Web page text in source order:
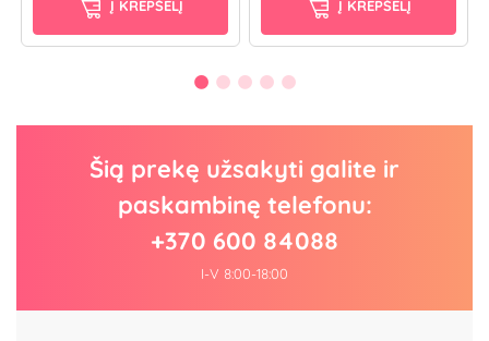
Į KREPŠELĮ Į KREPŠELĮ
Šią prekę užsakyti galite ir
paskambinę telefonu:
+370 600 84088
I-V 8:00-18:00